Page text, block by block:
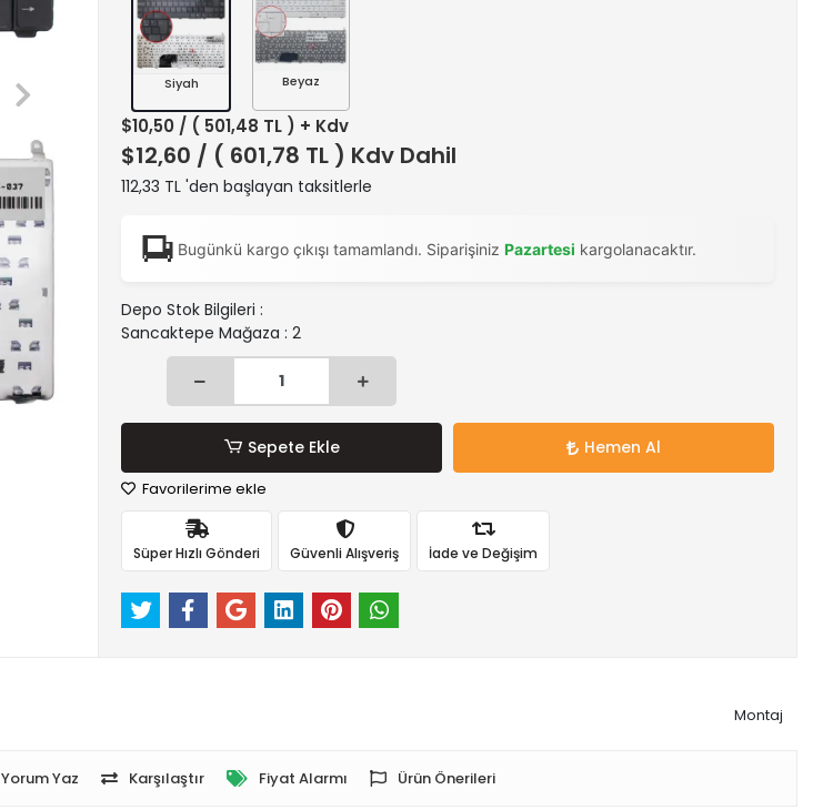
Siyah Beyaz
$10,50 / ( 501,48 TL ) + Kdv
$12,60 / ( 601,78 TL ) Kdv Dahil
112,33 TL 'den başlayan taksitlerle
Bugünkü kargo çıkışı tamamlandı. Siparişiniz Pazartesi kargolanacaktır.
Depo Stok Bilgileri :
Sancaktepe Mağaza : 2
Sepete Ekle Hemen Al
Favorilerime ekle
Süper Hızlı Gönderi Güvenli Alışveriş İade ve Değişim
Montaj
Yorum Yaz Karşılaştır Fiyat Alarmı Ürün Önerileri